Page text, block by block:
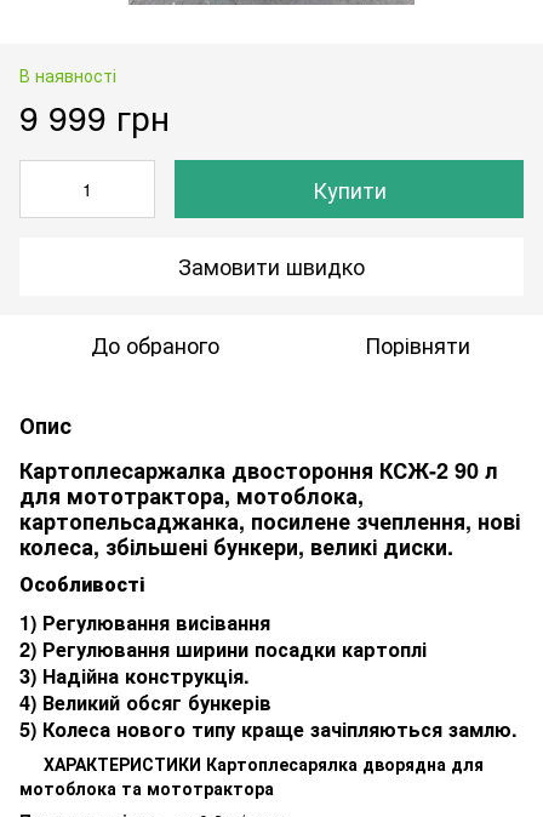
В наявності
9 999 грн
Купити
Замовити швидко
До обраного Порівняти
Опис
Картоплесаржалка двостороння КСЖ-2 90 л
для мототрактора, мотоблока,
картопельсаджанка, посилене зчеплення, нові
колеса, збільшені бункери, великі диски.
Особливості
1) Регулювання висівання
2) Регулювання ширини посадки картоплі
3) Надійна конструкція.
4) Великий обсяг бункерів
5) Колеса нового типу краще зачіпляються замлю.
ХАРАКТЕРИСТИКИ Картоплесарялка дворядна для
мотоблока та мототрактора